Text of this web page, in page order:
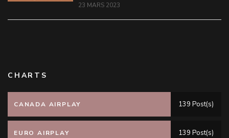
23 MARS 2023
CHARTS
CANADA AIRPLAY 139 Post(s)
EURO AIRPLAY 139 Post(s)